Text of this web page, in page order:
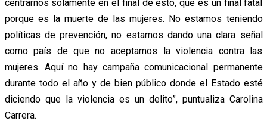
centrarnos solamente en el final de esto, que es un final fatal
porque es la muerte de las mujeres. No estamos teniendo
políticas de prevención, no estamos dando una clara señal
como país de que no aceptamos la violencia contra las
mujeres. Aquí no hay campaña comunicacional permanente
durante todo el año y de bien público donde el Estado esté
diciendo que la violencia es un delito”, puntualiza Carolina
Carrera.